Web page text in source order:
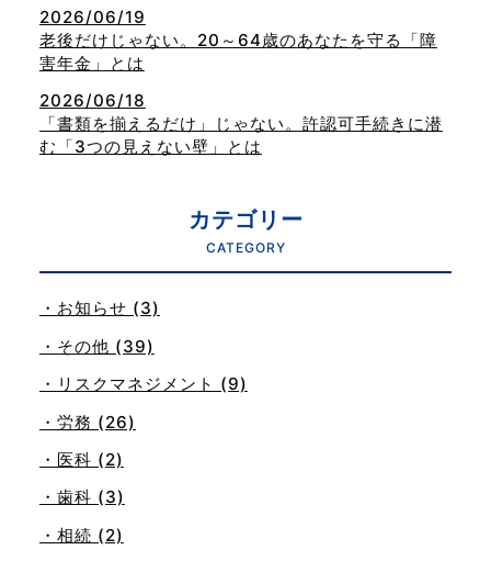
2026/06/19
老後だけじゃない。20～64歳のあなたを守る「障
害年金」とは
2026/06/18
「書類を揃えるだけ」じゃない。許認可手続きに潜
む「3つの見えない壁」とは
カテゴリー
CATEGORY
・お知らせ (3)
・その他 (39)
・リスクマネジメント (9)
・労務 (26)
・医科 (2)
・歯科 (3)
・相続 (2)